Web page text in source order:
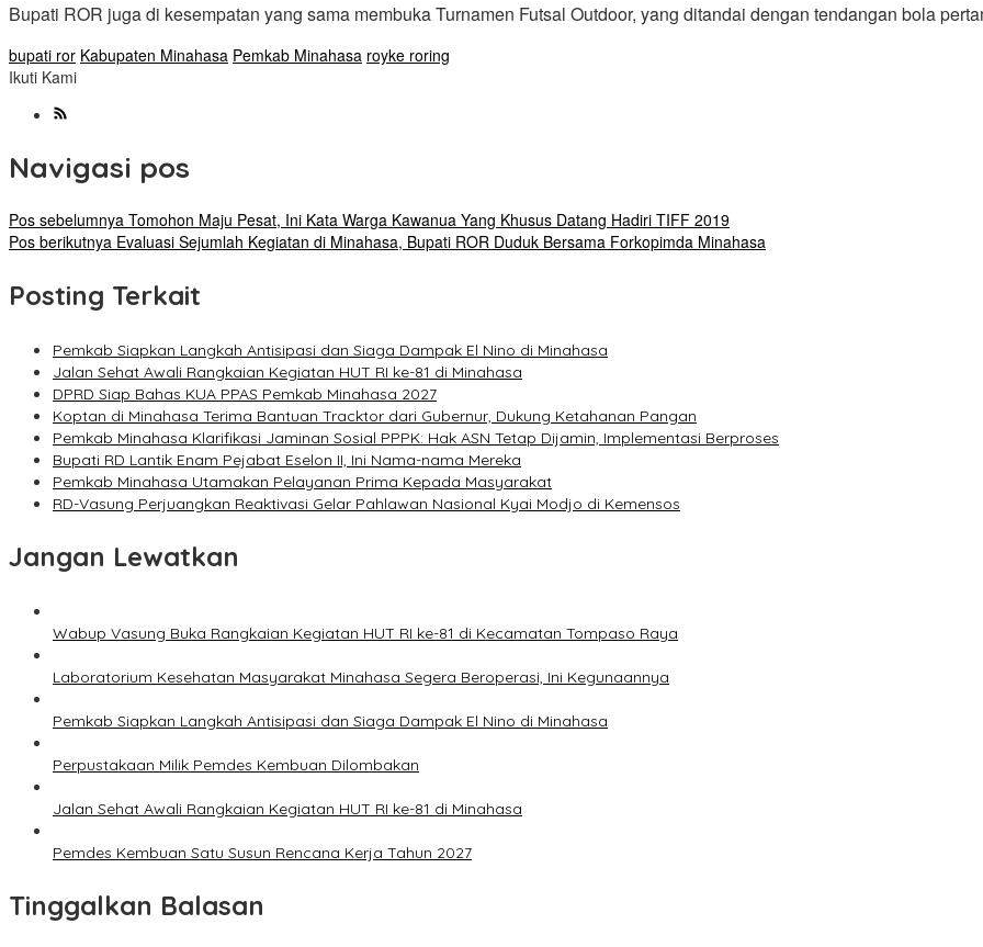
Bupati ROR juga di kesempatan yang sama membuka Turnamen Futsal Outdoor, yang ditandai dengan tendangan bola
bupati ror Kabupaten Minahasa Pemkab Minahasa royke roring
Ikuti Kami
Navigasi pos
Pos sebelumnya Tomohon Maju Pesat, Ini Kata Warga Kawanua Yang Khusus Datang Hadiri TIFF 2019
Pos berikutnya Evaluasi Sejumlah Kegiatan di Minahasa, Bupati ROR Duduk Bersama Forkopimda Minahasa
Posting Terkait
Pemkab Siapkan Langkah Antisipasi dan Siaga Dampak El Nino di Minahasa
Jalan Sehat Awali Rangkaian Kegiatan HUT RI ke-81 di Minahasa
DPRD Siap Bahas KUA PPAS Pemkab Minahasa 2027
Koptan di Minahasa Terima Bantuan Tracktor dari Gubernur, Dukung Ketahanan Pangan
Pemkab Minahasa Klarifikasi Jaminan Sosial PPPK: Hak ASN Tetap Dijamin, Implementasi Berproses
Bupati RD Lantik Enam Pejabat Eselon II, Ini Nama-nama Mereka
Pemkab Minahasa Utamakan Pelayanan Prima Kepada Masyarakat
RD-Vasung Perjuangkan Reaktivasi Gelar Pahlawan Nasional Kyai Modjo di Kemensos
Jangan Lewatkan
Wabup Vasung Buka Rangkaian Kegiatan HUT RI ke-81 di Kecamatan Tompaso Raya
Laboratorium Kesehatan Masyarakat Minahasa Segera Beroperasi, Ini Kegunaannya
Pemkab Siapkan Langkah Antisipasi dan Siaga Dampak El Nino di Minahasa
Perpustakaan Milik Pemdes Kembuan Dilombakan
Jalan Sehat Awali Rangkaian Kegiatan HUT RI ke-81 di Minahasa
Pemdes Kembuan Satu Susun Rencana Kerja Tahun 2027
Tinggalkan Balasan